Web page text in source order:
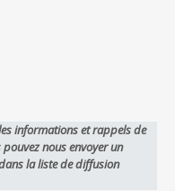
informations et rappels de
nous envoyer un
la liste de diffusion